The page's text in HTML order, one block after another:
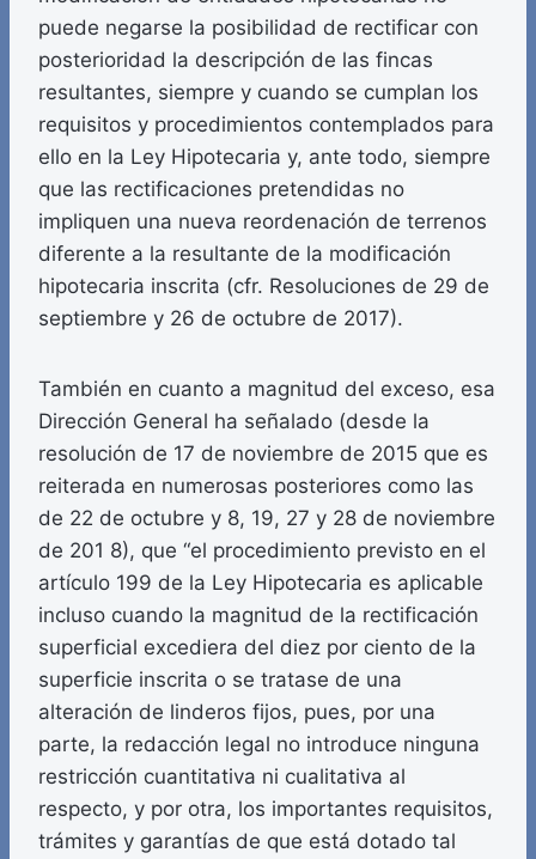
puede negarse la posibilidad de rectificar con
posterioridad la descripción de las fincas
resultantes, siempre y cuando se cumplan los
requisitos y procedimientos contemplados para
ello en la Ley Hipotecaria y, ante todo, siempre
que las rectificaciones pretendidas no
impliquen una nueva reordenación de terrenos
diferente a la resultante de la modificación
hipotecaria inscrita (cfr. Resoluciones de 29 de
septiembre y 26 de octubre de 2017).
También en cuanto a magnitud del exceso, esa
Dirección General ha señalado (desde la
resolución de 17 de noviembre de 2015 que es
reiterada en numerosas posteriores como las
de 22 de octubre y 8, 19, 27 y 28 de noviembre
de 201 8), que “el procedimiento previsto en el
artículo 199 de la Ley Hipotecaria es aplicable
incluso cuando la magnitud de la rectificación
superficial excediera del diez por ciento de la
superficie inscrita o se tratase de una
alteración de linderos fijos, pues, por una
parte, la redacción legal no introduce ninguna
restricción cuantitativa ni cualitativa al
respecto, y por otra, los importantes requisitos,
trámites y garantías de que está dotado tal